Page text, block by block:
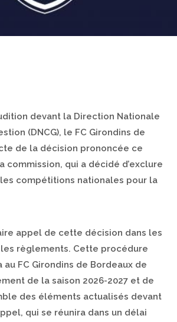
devant la Direction Nationale
(DNCG), le FC Girondins de
de la décision prononcée ce
commission, qui a décidé d’exclure
compétitions nationales pour la
appel de cette décision dans les
règlements. Cette procédure
au FC Girondins de Bordeaux de
de la saison 2026-2027 et de
des éléments actualisés devant
qui se réunira dans un délai